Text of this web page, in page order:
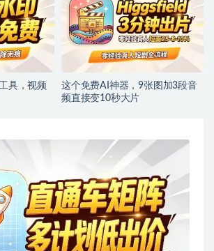
具，视频
这个免费AI神器，9张图加3段音
频直接变10秒大片